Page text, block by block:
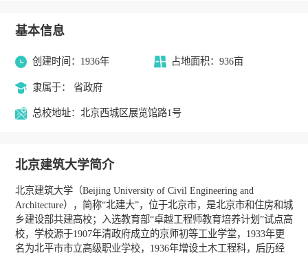
基本信息
创建时间：1936年 占地面积：936亩
隶属于： 省政府
总校地址：北京西城区展览馆路1号
北京建筑大学简介
北京建筑大学（Beijing University of Civil Engineering and
Architecture），简称“北建大”，位于北京市，是北京市和住房和城
乡建设部共建高校；入选教育部“卓越工程师教育培养计划”试点高
校，学校源于1907年清政府成立的京师初等工业学堂，1933年更
名为北平市市立高级职业学校，1936年增设土木工程科，后历经